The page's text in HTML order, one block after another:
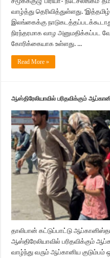
வாழ்த்து தெரிவித்துள்ளது.
இலங்கைக்கு
நிரந்தரமாக வாழ அனுமதிக்கப்பட
கோரிக்கையாக உள்ளது. ...
Read More »
ஆஸ்திரேலியாவில் பரிதவிக்கும்
தாலிபான் கட்டுப்பாட்டு
ஆஸ்திரேலியாவில் பரிதவிக்கும்
வாழ்ந்து வரும் ஆப்கானிய